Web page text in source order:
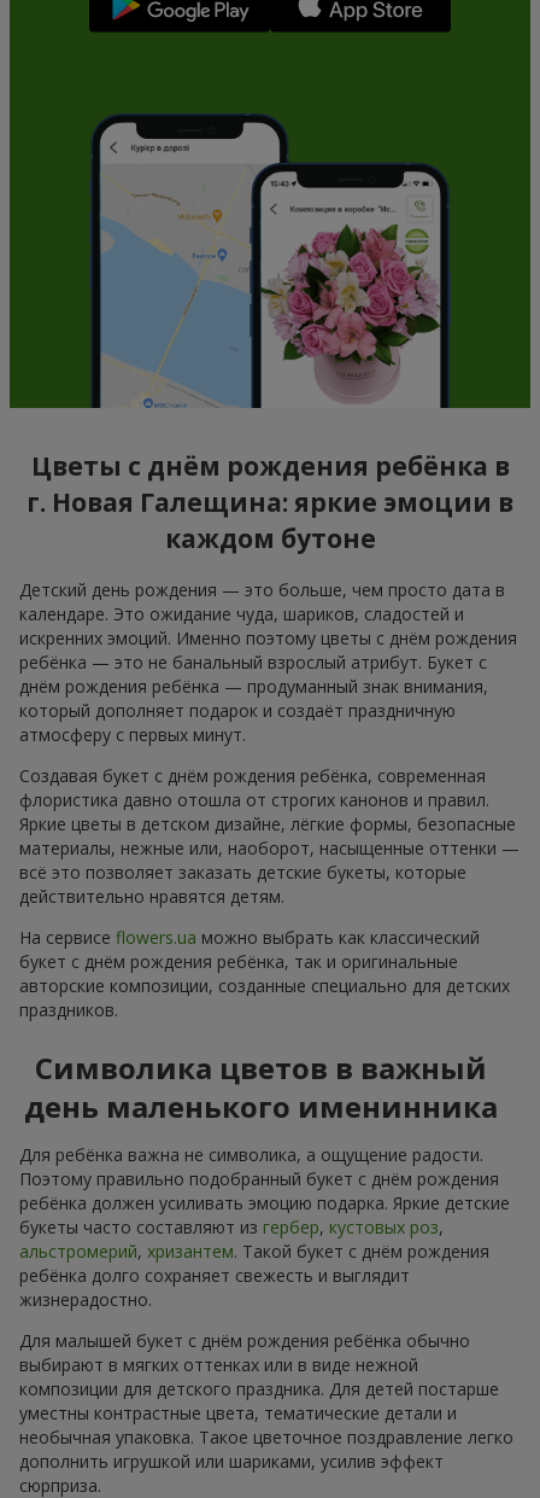
Цветы с днём рождения ребёнка в
г. Новая Галещина: яркие эмоции в
каждом бутоне
Детский день рождения — это больше, чем просто дата в
календаре. Это ожидание чуда, шариков, сладостей и
искренних эмоций. Именно поэтому цветы с днём рождения
ребёнка — это не банальный взрослый атрибут. Букет с
днём рождения ребёнка — продуманный знак внимания,
который дополняет подарок и создаёт праздничную
атмосферу с первых минут.
Создавая букет с днём рождения ребёнка, современная
флористика давно отошла от строгих канонов и правил.
Яркие цветы в детском дизайне, лёгкие формы, безопасные
материалы, нежные или, наоборот, насыщенные оттенки —
всё это позволяет заказать детские букеты, которые
действительно нравятся детям.
На сервисе flowers.ua можно выбрать как классический
букет с днём рождения ребёнка, так и оригинальные
авторские композиции, созданные специально для детских
праздников.
Символика цветов в важный
день маленького именинника
Для ребёнка важна не символика, а ощущение радости.
Поэтому правильно подобранный букет с днём рождения
ребёнка должен усиливать эмоцию подарка. Яркие детские
букеты часто составляют из гербер, кустовых роз,
альстромерий, хризантем. Такой букет с днём рождения
ребёнка долго сохраняет свежесть и выглядит
жизнерадостно.
Для малышей букет с днём рождения ребёнка обычно
выбирают в мягких оттенках или в виде нежной
композиции для детского праздника. Для детей постарше
уместны контрастные цвета, тематические детали и
необычная упаковка. Такое цветочное поздравление легко
дополнить игрушкой или шариками, усилив эффект
сюрприза.